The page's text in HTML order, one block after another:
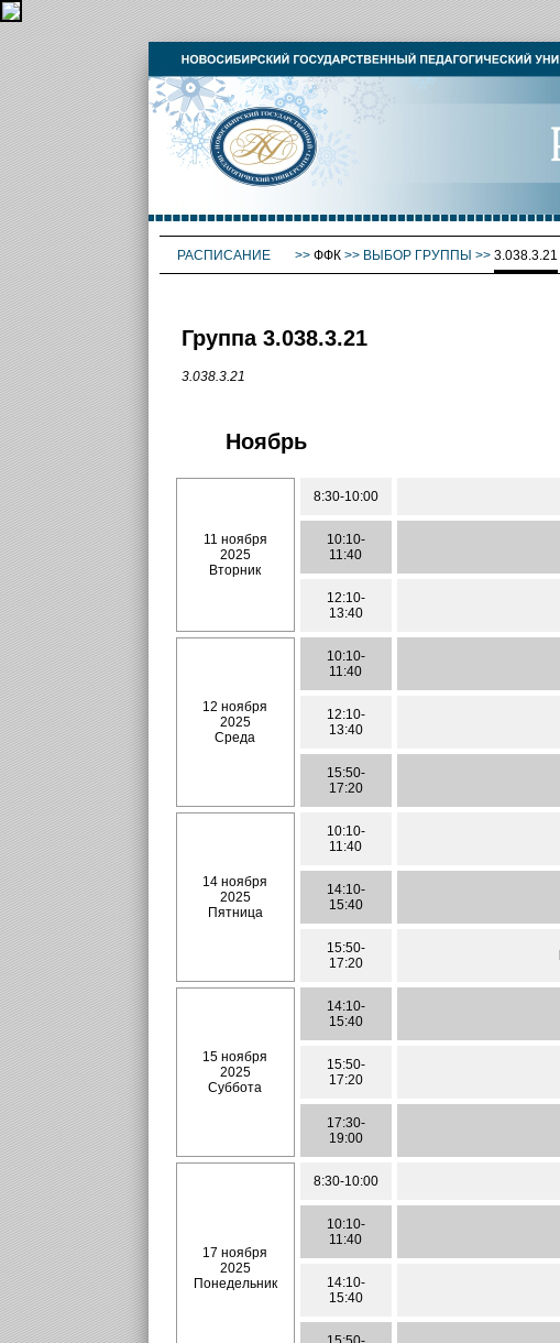
РАСПИСАНИЕ >> ФФК>> ВЫБОР ГРУППЫ >> 3.038.3.21
Группа 3.038.3.21
3.038.3.21
Ноябрь
11 ноября
2025
Вторник
8:30-10:00
10:10-
11:40
12:10-
13:40
12 ноября
2025
Среда
10:10-
11:40
12:10-
13:40
15:50-
17:20
14 ноября
2025
Пятница
10:10-
11:40
14:10-
15:40
15:50-
17:20
15 ноября
2025
Суббота
14:10-
15:40
15:50-
17:20
17:30-
19:00
17 ноября
2025
Понедельник
8:30-10:00
10:10-
11:40
14:10-
15:40